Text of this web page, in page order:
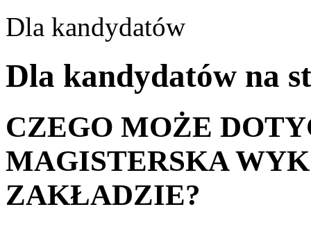
Dla kandydatów
Dla kandydatów na
CZEGO MOŻE
MAGISTERSKA
ZAKŁADZIE?